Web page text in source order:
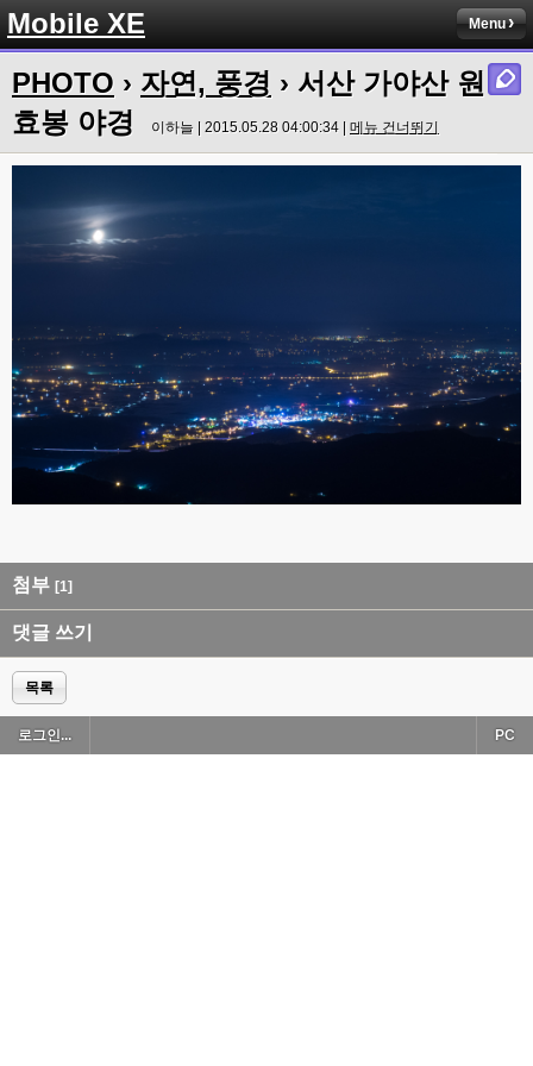
Mobile XE Menu
PHOTO › 자연, 풍경 › 서산 가야산 원
효봉 야경
이하늘 | 2015.05.28 04:00:34 | 메뉴 건너뛰기
첨부 [1]
댓글 쓰기
목록
로그인... PC